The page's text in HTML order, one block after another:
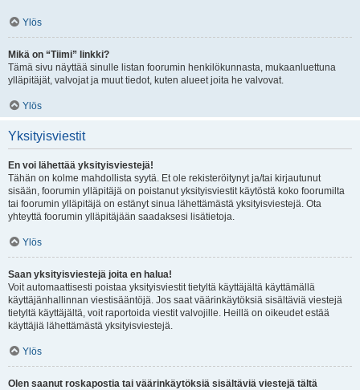
Ylös
Mikä on “Tiimi” linkki?
Tämä sivu näyttää sinulle listan foorumin henkilökunnasta, mukaanluettuna
ylläpitäjät, valvojat ja muut tiedot, kuten alueet joita he valvovat.
Ylös
Yksityisviestit
En voi lähettää yksityisviestejä!
Tähän on kolme mahdollista syytä. Et ole rekisteröitynyt ja/tai kirjautunut
sisään, foorumin ylläpitäjä on poistanut yksityisviestit käytöstä koko foorumilta
tai foorumin ylläpitäjä on estänyt sinua lähettämästä yksityisviestejä. Ota
yhteyttä foorumin ylläpitäjään saadaksesi lisätietoja.
Ylös
Saan yksityisviestejä joita en halua!
Voit automaattisesti poistaa yksityisviestit tietyltä käyttäjältä käyttämällä
käyttäjänhallinnan viestisääntöjä. Jos saat väärinkäytöksiä sisältäviä viestejä
tietyltä käyttäjältä, voit raportoida viestit valvojille. Heillä on oikeudet estää
käyttäjiä lähettämästä yksityisviestejä.
Ylös
Olen saanut roskapostia tai väärinkäytöksiä sisältäviä viestejä tältä